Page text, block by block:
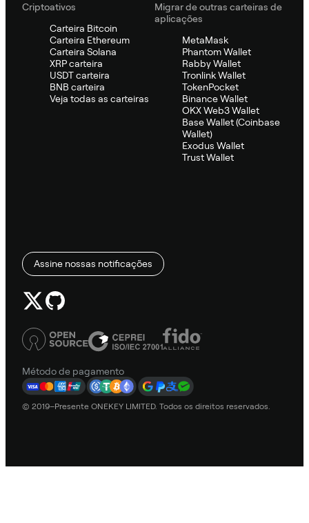
Criptoativos
Carteira Bitcoin
Carteira Ethereum
Carteira Solana
XRP carteira
USDT carteira
BNB carteira
Veja todas as carteiras
Migrar de outras carteiras de
aplicações
MetaMask
Phantom Wallet
Rabby Wallet
Tronlink Wallet
TokenPocket
Binance Wallet
OKX Web3 Wallet
Base Wallet (Coinbase
Wallet)
Exodus Wallet
Trust Wallet
Assine nossas notificações
Método de pagamento
© 2019–Presente ONEKEY LIMITED. Todos os direitos reservados.